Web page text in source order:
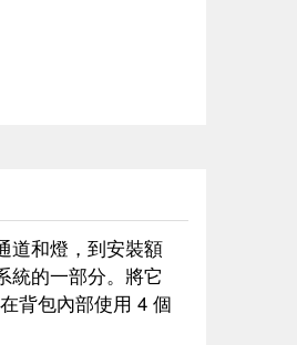
道和燈，到安裝額
統的一部分。將它
背包內部使用 4 個